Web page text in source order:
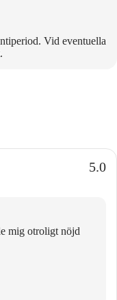
Vid eventuella
5.0
mig otroligt nöjd